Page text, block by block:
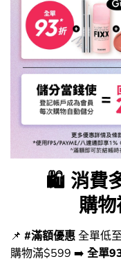
🛍️ 消費
購
📌 #滿額優惠 全單低
購物滿$599 ➡️ 全單